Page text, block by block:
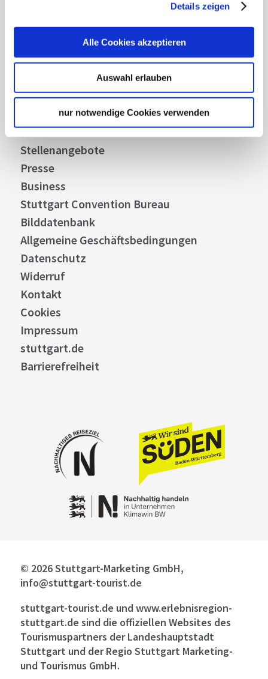
Details zeigen
Alle Cookies akzeptieren
Auswahl erlauben
nur notwendige Cookies verwenden
Highlights und aktuellen Angeboten in
Stuttgart und Region immer up-to-date.
Abonnieren
Über uns
Stellenangebote
Presse
Business
Stuttgart Convention Bureau
Bilddatenbank
Allgemeine Geschäftsbedingungen
Datenschutz
Widerruf
Kontakt
Cookies
Impressum
stuttgart.de
Barrierefreiheit
© 2026 Stuttgart-Marketing GmbH,
info@stuttgart-tourist.de
stuttgart-tourist.de und www.erlebnisregion-
stuttgart.de sind die offiziellen Websites des
Tourismuspartners der Landeshauptstadt
Stuttgart und der Regio Stuttgart Marketing-
und Tourismus GmbH.